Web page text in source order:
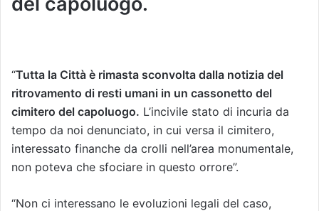
“Tutta la Città è rimasta sconvolta dalla notizia del
ritrovamento di resti umani in un cassonetto del
cimitero del capoluogo. L’incivile stato di incuria da
tempo da noi denunciato, in cui versa il cimitero,
interessato finanche da crolli nell’area monumentale,
non poteva che sfociare in questo orrore”.
“Non ci interessano le evoluzioni legali del caso,